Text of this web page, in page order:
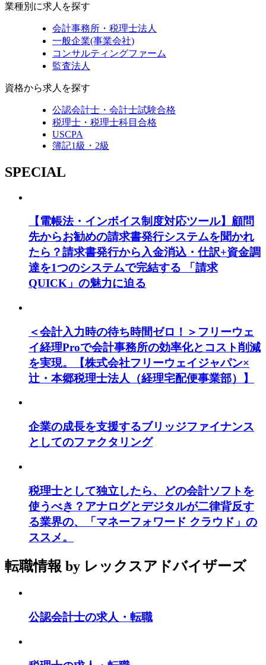
業種別に求人を探す
会計事務所・税理士法人
一般企業(事業会社)
コンサルティングファーム
監査法人
資格から求人を探す
公認会計士・会計士試験合格
税理士・税理士科目合格
USCPA
簿記1級・2級
SPECIAL
【電帳法・インボイス制度対応ツール】顧問
先からお勧めの請求書発行システムを聞かれ
たら？請求書発行から入金消込・仕訳+資金調
達を1つのシステムで完結する 「請求
QUICK」の魅力に迫る
＜会計入力時の待ち時間ゼロ！＞フリーウェ
イ経理Proで会計事務所の効率化とコスト削減
を実現。【株式会社フリーウェイジャパン×
辻・本郷税理士法人（経理宅配便事業部）】
企業の成長を支援するブリッジファイナンス
としてのファクタリング
税理士として独立したら、どの会計ソフトを
使うべき？アナログとデジタルが二律背反す
る業界の、「マネーフォワード クラウド」の
ススメ。
転職情報 by レックスアドバイザーズ
公認会計士の求人・転職